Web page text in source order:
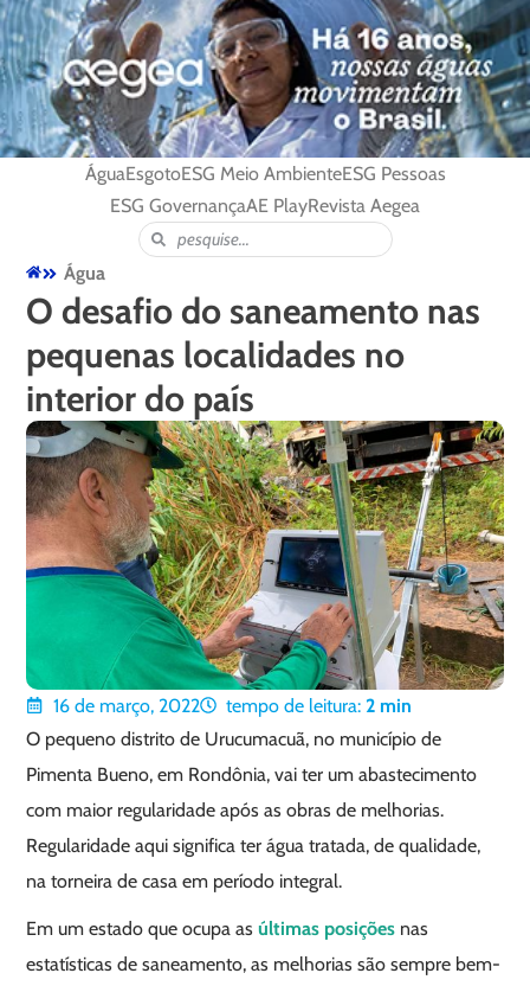
ÁguaEsgotoESG Meio AmbienteESG Pessoas
ESG GovernançaAE PlayRevista Aegea
Água
O desafio do saneamento nas
pequenas localidades no
interior do país
16 de março, 2022 tempo de leitura: 2 min
O pequeno distrito de Urucumacuã, no município de
Pimenta Bueno, em Rondônia, vai ter um abastecimento
com maior regularidade após as obras de melhorias.
Regularidade aqui significa ter água tratada, de qualidade,
na torneira de casa em período integral.
Em um estado que ocupa asúltimas posições nas
estatísticas de saneamento, as melhorias são sempre bem-